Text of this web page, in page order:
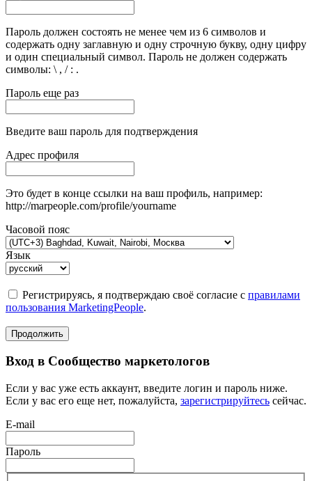
Пароль должен состоять не менее чем из 6 символов и
содержать одну заглавную и одну строчную букву, одну цифру
и один специальный символ. Пароль не должен содержать
символы: \ , / : .
Пароль еще раз
Введите ваш пароль для подтверждения
Адрес профиля
Это будет в конце ссылки на ваш профиль, например:
http://marpeople.com/profile/yourname
Часовой пояс
Язык
Регистрируясь, я подтверждаю своё согласие с правилами
пользования MarketingPeople.
Продолжить
Вход в Сообщество маркетологов
Если у вас уже есть аккаунт, введите логин и пароль ниже.
Если у вас его еще нет, пожалуйста, зарегистрируйтесь сейчас.
E-mail
Пароль